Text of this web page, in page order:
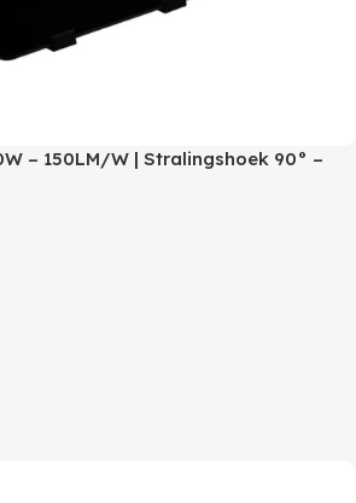
– 150LM/W | Stralingshoek 90° –